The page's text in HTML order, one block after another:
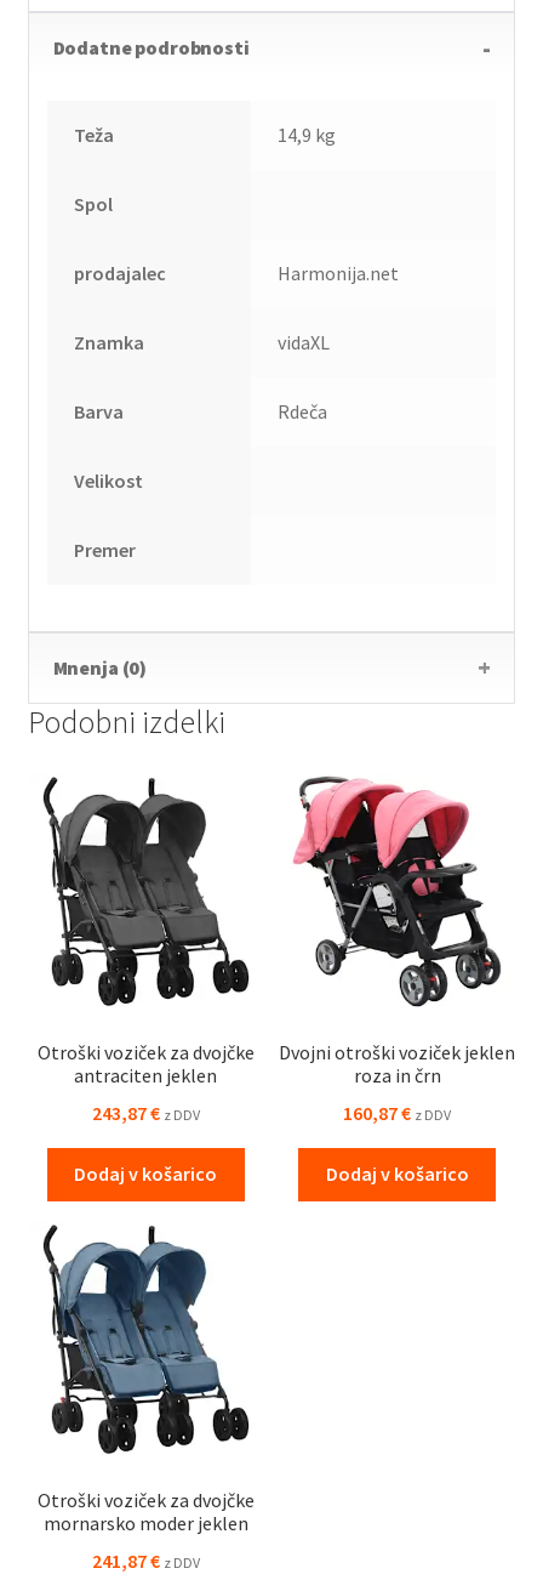
Dodatne podrobnosti
Teža 14,9 kg
Spol
prodajalec Harmonija.net
Znamka vidaXL
Barva Rdeča
Velikost
Premer
Mnenja (0)
Podobni izdelki
Otroški voziček za dvojčke
antraciten jeklen
243,87€ z DDV
Dodaj v košarico
Dvojni otroški voziček jeklen
roza in črn
160,87€ z DDV
Dodaj v košarico
Otroški voziček za dvojčke
mornarsko moder jeklen
241,87€ z DDV